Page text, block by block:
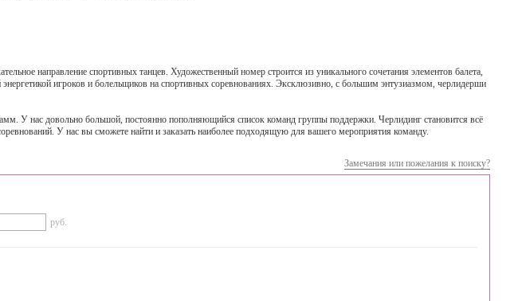
направление спортивных танцев. Художественный номер строится из уникального сочетания элементов балета,
игроков и болельщиков на спортивных соревнованиях. Эксклюзивно, с большим энтузиазмом, черлидерши
У нас довольно большой, постоянно пополняющийся список команд группы поддержки. Черлидинг становится всё
У нас вы сможете найти и заказать наиболее подходящую для вашего мероприятия команду.
Замечания или пожелания к поиску?
руб.